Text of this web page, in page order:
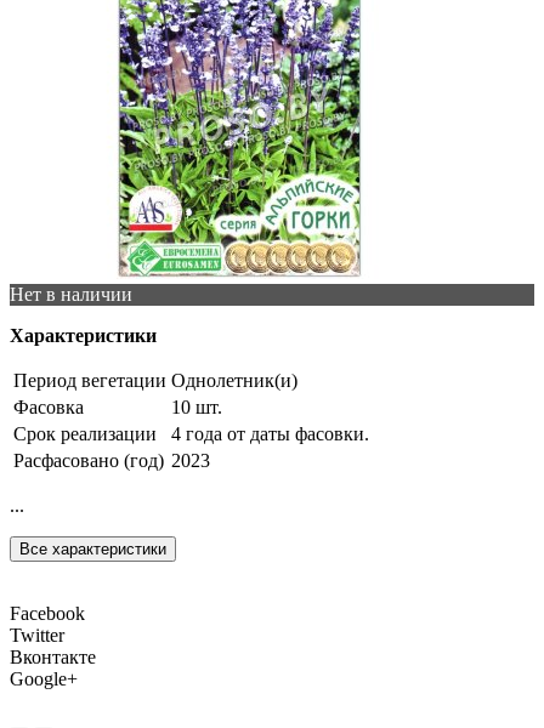
Нет в наличии
Характеристики
Период вегетации Однолетник(и)
Фасовка
10 шт.
Срок реализации
4 года от даты фасовки.
Расфасовано (год) 2023
...
Все характеристики
Facebook
Twitter
Вконтакте
Google+